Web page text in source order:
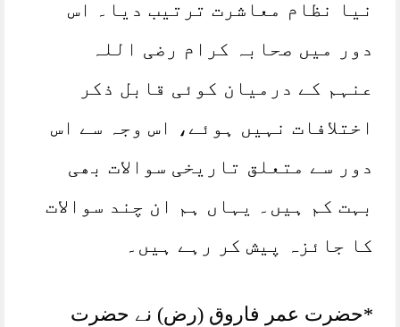
نیا نظام معاشرت ترتیب دیا۔ اس
دور میں صحابہ کرام رضی اللہ
عنہم کے درمیان کوئی قابل ذکر
اختلافات نہیں ہوئے، اس وجہ سے اس
دور سے متعلق تاریخی سوالات بھی
بہت کم ہیں۔ یہاں ہم ان چند سوالات
کا جائزہ پیش کر رہے ہیں۔
*حضرت عمر فاروق (رض) نے حضرت